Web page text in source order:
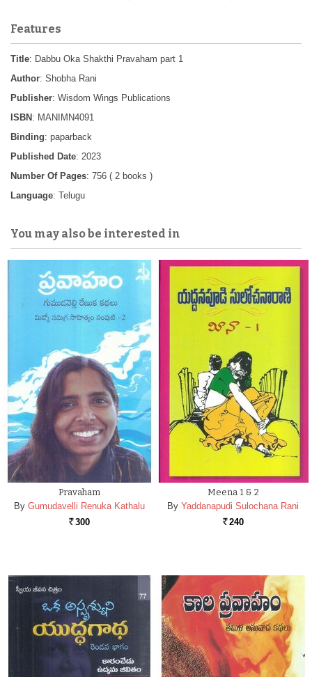
Features
Title: Dabbu Oka Shakthi Pravaham part 1
Author: Shobha Rani
Publisher: Wisdom Wings Publications
ISBN : MANIMN4091
Binding: paparback
Published Date: 2023
Number Of Pages: 756 ( 2 books )
Language: Telugu
You may also be interested in
Pravaham
By Gumudavelli Renuka Kathalu
Rs. 300
Meena 1 & 2
By Yaddanapudi Sulochana Rani
Rs. 240